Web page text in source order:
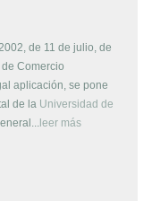
de 11 de julio, de
Comercio
aplicación, se pone
de la Universidad de
leer más